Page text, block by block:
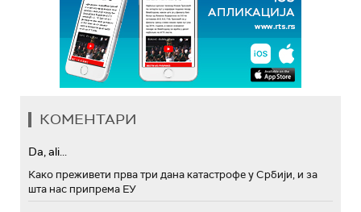
КОМЕНТАРИ
Da, ali...
Како преживети прва три дана катастрофе у Србији, и за
шта нас припрема ЕУ